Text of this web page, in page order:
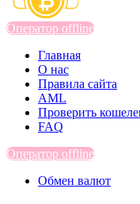
Оператор offline
Главная
О нас
Правила сайта
AML
Проверить
FAQ
Оператор offline
Обмен валют